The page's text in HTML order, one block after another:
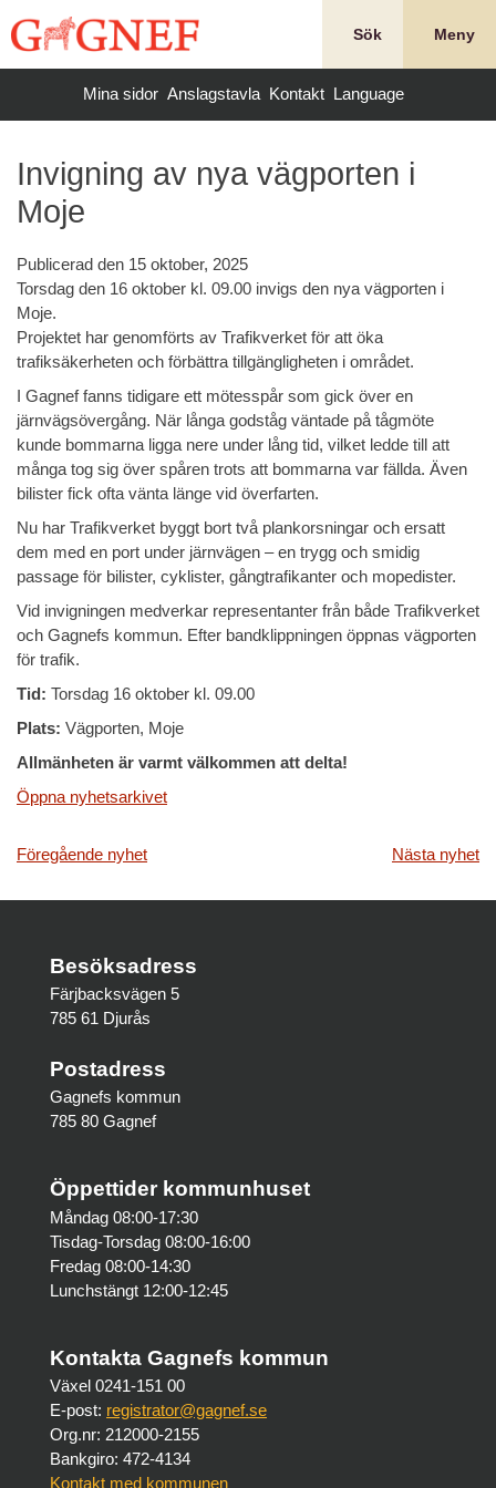
till
Sök Meny
Mina sidor Anslagstavla Kontakt Language
Invigning av nya vägporten i
Moje
Publicerad den 15 oktober, 2025
Torsdag den 16 oktober kl. 09.00 invigs den nya vägporten i
Moje.
Projektet har genomförts av Trafikverket för att öka
trafiksäkerheten och förbättra tillgängligheten i området.
I Gagnef fanns tidigare ett mötesspår som gick över en
järnvägsövergång. När långa godståg väntade på tågmöte
kunde bommarna ligga nere under lång tid, vilket ledde till att
många tog sig över spåren trots att bommarna var fällda. Även
bilister fick ofta vänta länge vid överfarten.
Nu har Trafikverket byggt bort två plankorsningar och ersatt
dem med en port under järnvägen – en trygg och smidig
passage för bilister, cyklister, gångtrafikanter och mopedister.
Vid invigningen medverkar representanter från både Trafikverket
och Gagnefs kommun. Efter bandklippningen öppnas vägporten
för trafik.
Tid: Torsdag 16 oktober kl. 09.00
Plats: Vägporten, Moje
Allmänheten är varmt välkommen att delta!
Öppna nyhetsarkivet
Inläggsnavigering
Föregående nyhet Nästa nyhet
Besöksadress
Färjbacksvägen 5
785 61 Djurås
Postadress
Gagnefs kommun
785 80 Gagnef
Öppettider kommunhuset
Måndag 08:00-17:30
Tisdag-Torsdag 08:00-16:00
Fredag 08:00-14:30
Lunchstängt 12:00-12:45
Kontakta Gagnefs kommun
Växel 0241-151 00
E-post: registrator@gagnef.se
Org.nr: 212000-2155
Bankgiro: 472-4134
Kontakt med kommunen